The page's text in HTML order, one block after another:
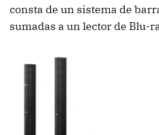
consta de un sistema de
sumadas a un lector de Blu-